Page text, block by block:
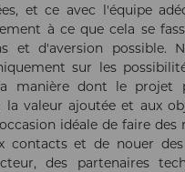
et ce avec l'équipe
à ce que cela se
et d'aversion possible.
sur les
manière dont le projet
valeur ajoutée et aux
idéale de faire des
contacts et de nouer
des partenaires